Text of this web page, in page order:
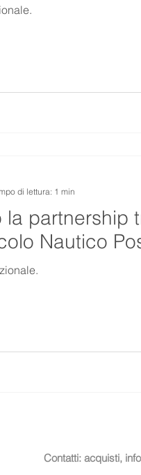
la partnership
Nautico
di lettura: 1 min
Contatti: acquisti,